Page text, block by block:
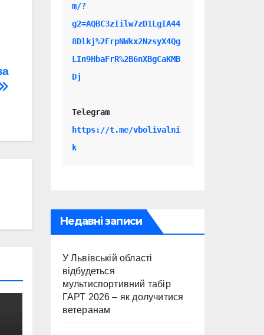
m/?
g2=AQBC3zIilw7zD1LgIA44
8Dlkj%2FrpNWkx2NzsyX4Qg
LIn9HbaFrR%2B6nXBgCaKMB
Dj
Telegram
https://t.me/vbolivalni
k
Недавні записи
У Львівській області
відбудеться
мультиспортивний табір
ГАРТ 2026 – як долучитися
ветеранам